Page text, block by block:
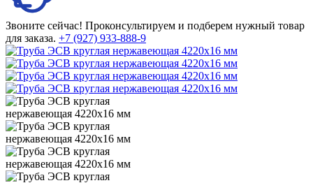
Звоните сейчас! Проконсультируем и подберем нужный товар
для заказа. +7 (927) 933-888-9